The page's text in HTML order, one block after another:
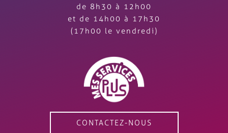
de 8h30 à 12h00
et de 14h00 à 17h30
(17h00 le vendredi)
CONTACTEZ-NOUS